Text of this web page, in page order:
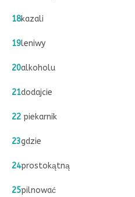
18kazali
19leniwy
20alkoholu
21dodajcie
22 piekarnik
23gdzie
24prostokątną
25pilnować